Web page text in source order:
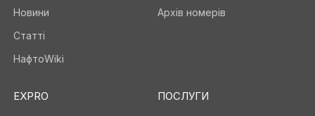
Новини
Статті
НафтоWiki
Архів номерів
EXPRO ПОСЛУГИ